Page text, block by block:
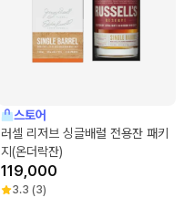
스토어
러셀 리저브 싱글배럴 전용잔 패키
지(온더락잔)
119,000
3.3 (3)